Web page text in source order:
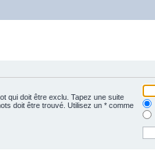
qui doit être exclu. Tapez une suite
doit être trouvé. Utilisez un * comme